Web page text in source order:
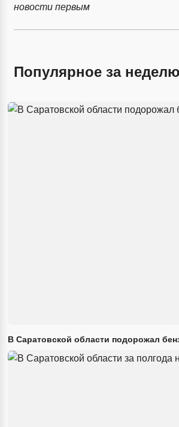
новости первым
Популярное за неделю
В Саратовской области подорожал